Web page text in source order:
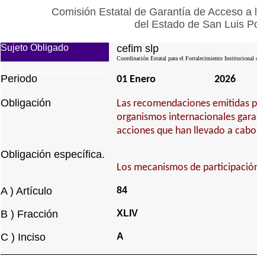
Comisión Estatal de Garantía de Acceso a
del Estado de San Luis
Sujeto Obligado cefim slp
Coordinación Estatal para el Fortalecimiento Institucional
Periodo 01 Enero 2026
Obligación
Las recomendaciones emitidas
organismos internacionales
acciones que han llevado a
Obligación específica.
Los mecanismos de
A ) Artículo 84
B ) Fracción XLIV
C ) Inciso A